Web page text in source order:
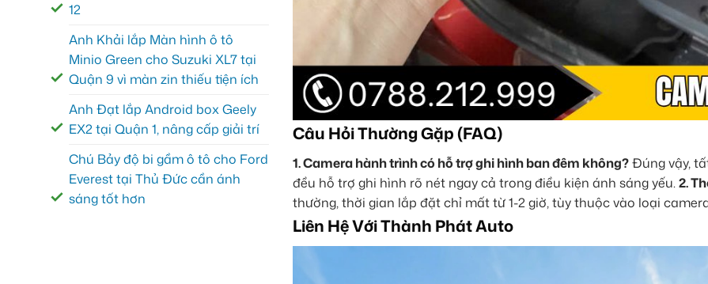
12
Anh Khải lắp Màn hình ô tô
Minio Green cho Suzuki XL7 tại
Quận 9 vì màn zin thiếu tiện ích
Anh Đạt lắp Android box Geely
EX2 tại Quận 1, nâng cấp giải trí
Chú Bảy độ bi gầm ô tô cho Ford
Everest tại Thủ Đức cần ánh
sáng tốt hơn
Câu Hỏi Thường Gặp (FAQ)
1. Camera hành trình có hỗ trợ ghi hình ban đêm không?Đúng vậy,
đều hỗ trợ ghi hình rõ nét ngay cả trong điều kiện ánh sáng yếu.2.
thường, thời gian lắp đặt chỉ mất từ 1-2 giờ, tùy thuộc vào loại
Liên Hệ Với Thành Phát Auto